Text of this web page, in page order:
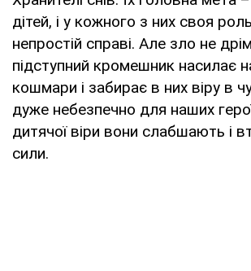
дітей, і у кожного з них своя
непростій справі. Але зло не
підступний кромешник насилає
кошмари і забирає в них віру в
дуже небезпечно для наших
дитячої віри вони слабшають і
сили.